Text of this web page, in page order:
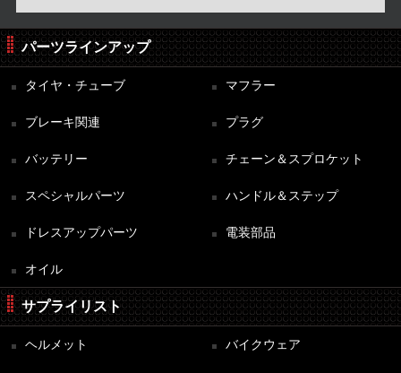
パーツラインアップ
タイヤ・チューブ マフラー
ブレーキ関連 プラグ
バッテリー チェーン＆スプロケット
スペシャルパーツ ハンドル＆ステップ
ドレスアップパーツ 電装部品
オイル
サプライリスト
ヘルメット バイクウェア